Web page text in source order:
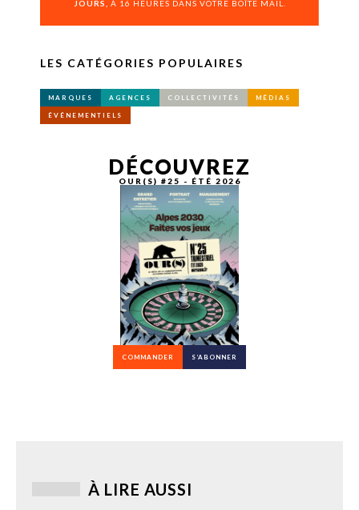
JOURS, À 16 HEURES DANS VOTRE BOÎTE MAIL.
LES CATÉGORIES POPULAIRES
MARQUES AGENCES COLLECTIVITÉS MÉDIAS
ÉVÉNEMENTIELS
DÉCOUVREZ
OUR(S) #25 - ÉTÉ 2026
COMMANDER S’ABONNER
À LIRE AUSSI